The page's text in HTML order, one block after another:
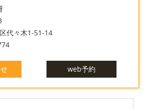
代々木1-51-14
web予約